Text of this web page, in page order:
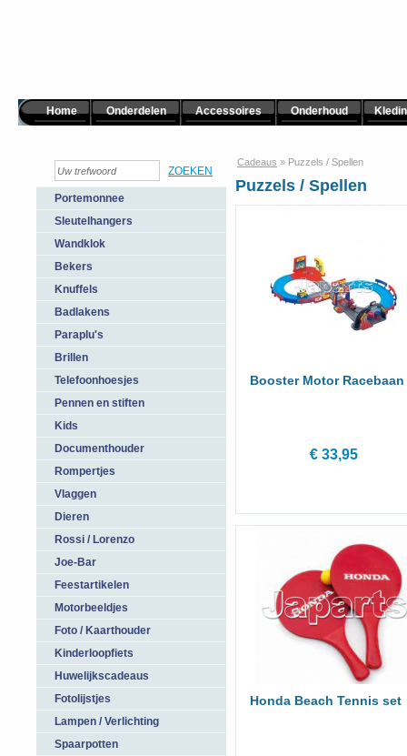
Home Onderdelen Accessoires Onderhoud
Portemonnee
Sleutelhangers
Wandklok
Bekers
Knuffels
Badlakens
Paraplu's
Brillen
Telefoonhoesjes
Pennen en stiften
Kids
Documenthouder
Rompertjes
Vlaggen
Dieren
Rossi / Lorenzo
Joe-Bar
Feestartikelen
Motorbeeldjes
Foto / Kaarthouder
Kinderloopfiets
Huwelijkscadeaus
Fotolijstjes
Lampen / Verlichting
Spaarpotten
Cadeaus » Puzzels / Spellen
Puzzels / Spellen
Booster Motor Racebaan
€ 33,95
Honda Beach Tennis set